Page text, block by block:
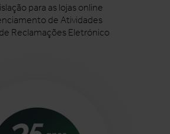
para as lojas online
de Atividades
Reclamações Eletrónico